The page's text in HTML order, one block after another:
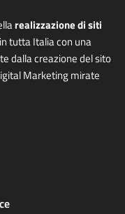
realizzazione di siti
tutta Italia con una
dalla creazione del sito
Marketing mirate